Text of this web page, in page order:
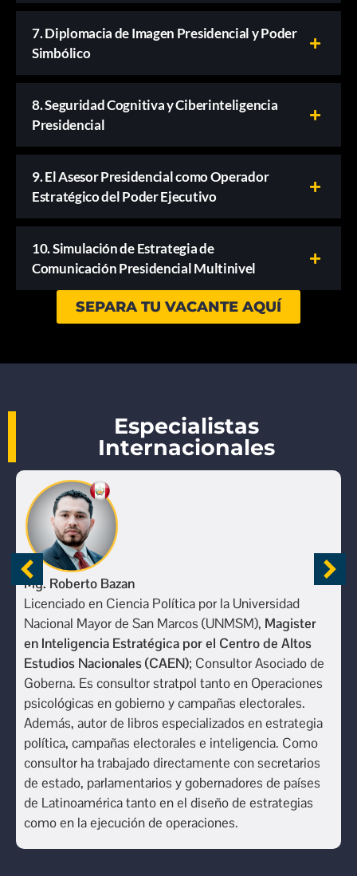
7. Diplomacia de Imagen Presidencial y Poder
Simbólico
8. Seguridad Cognitiva y Ciberinteligencia
Presidencial
9. El Asesor Presidencial como Operador
Estratégico del Poder Ejecutivo
10. Simulación de Estrategia de
Comunicación Presidencial Multinivel
SEPARA TU VACANTE AQUÍ
Especialistas
Internacionales
Mg. Roberto Bazan
Licenciado en Ciencia Política por la Universidad
Nacional Mayor de San Marcos (UNMSM), Magister
en Inteligencia Estratégica por el Centro de Altos
Estudios Nacionales (CAEN); Consultor Asociado de
Goberna. Es consultor stratpol tanto en Operaciones
psicológicas en gobierno y campañas electorales.
Además, autor de libros especializados en estrategia
política, campañas electorales e inteligencia. Como
consultor ha trabajado directamente con secretarios
de estado, parlamentarios y gobernadores de países
de Latinoamérica tanto en el diseño de estrategias
como en la ejecución de operaciones.